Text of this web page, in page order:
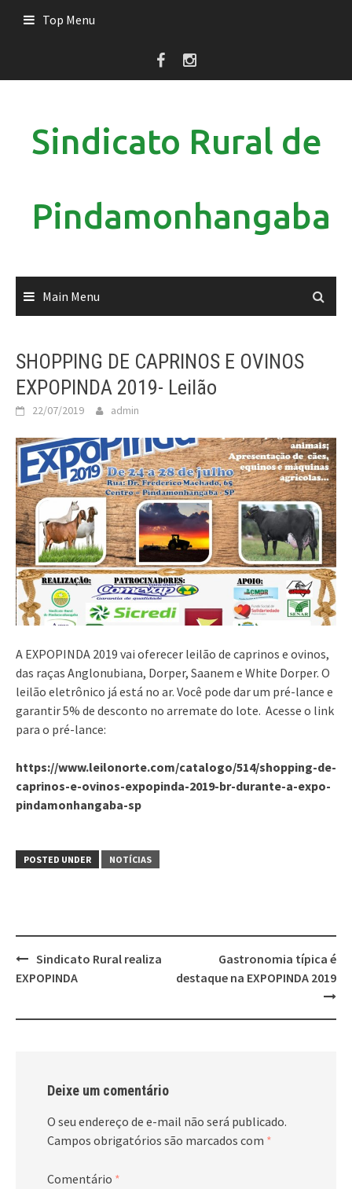
Top Menu
Sindicato Rural de
Pindamonhangaba
Main Menu
SHOPPING DE CAPRINOS E OVINOS
EXPOPINDA 2019- Leilão
22/07/2019 admin
A EXPOPINDA 2019 vai oferecer leilão de caprinos e ovinos,
das raças Anglonubiana, Dorper, Saanem e White Dorper. O
leilão eletrônico já está no ar. Você pode dar um pré-lance e
garantir 5% de desconto no arremate do lote. Acesse o link
para o pré-lance:
https://www.leilonorte.com/catalogo/514/shopping-de-
caprinos-e-ovinos-expopinda-2019-br-durante-a-expo-
pindamonhangaba-sp
POSTED UNDER NOTÍCIAS
Post
navigation
Sindicato Rural realiza
EXPOPINDA
Gastronomia típica é
destaque na EXPOPINDA 2019
Deixe um comentário
O seu endereço de e-mail não será publicado.
Campos obrigatórios são marcados com *
Comentário *